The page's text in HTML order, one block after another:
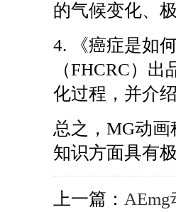
的气候变化、
4. 《癌症是如
（FHCRC）
化过程，并介
总之，MG动
知识方面具有
上一篇：